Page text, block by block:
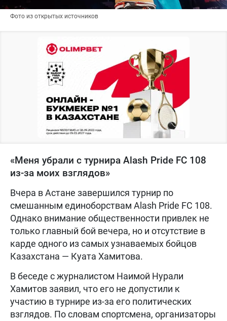
Фото из открытых источников
«Меня убрали с турнира Alash Pride FC 108
из-за моих взглядов»
Вчера в Астане завершился турнир по
смешанным единоборствам Alash Pride FC 108.
Однако внимание общественности привлек не
только главный бой вечера, но и отсутствие в
карде одного из самых узнаваемых бойцов
Казахстана — Куата Хамитова.
В беседе с журналистом Наимой Нурали
Хамитов заявил, что его не допустили к
участию в турнире из-за его политических
взглядов. По словам спортсмена, организаторы